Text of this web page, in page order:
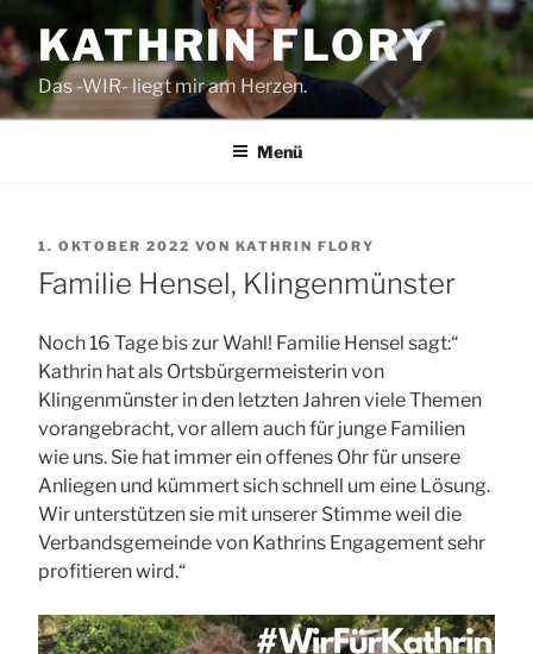
Inhalt
springenKATHRIN FLORY
Das -WIR- liegt mir am Herzen.
Menü
VERÖFFENTLICHT
AM
1. OKTOBER 2022 VON KATHRIN FLORY
Familie Hensel, Klingenmünster
Noch 16 Tage bis zur Wahl! Familie Hensel sagt:“
Kathrin hat als Ortsbürgermeisterin von
Klingenmünster in den letzten Jahren viele Themen
vorangebracht, vor allem auch für junge Familien
wie uns. Sie hat immer ein offenes Ohr für unsere
Anliegen und kümmert sich schnell um eine Lösung.
Wir unterstützen sie mit unserer Stimme weil die
Verbandsgemeinde von Kathrins Engagement sehr
profitieren wird.“